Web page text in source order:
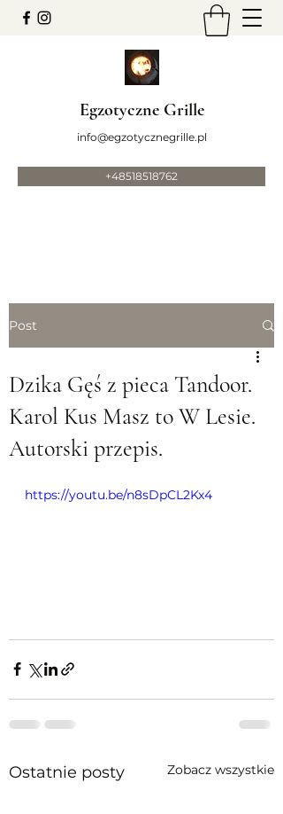
Egzotyczne Grille
info@egzotycznegrille.pl
+48518518762
Post
Dzika Gęś z pieca Tandoor.
Karol Kus Masz to W Lesie.
Autorski przepis.
https://youtu.be/n8sDpCL2Kx4
Ostatnie posty Zobacz wszystkie